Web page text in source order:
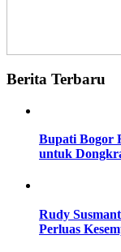
Berita Terbaru
Bupati Bogor
untuk
Rudy
Perluas